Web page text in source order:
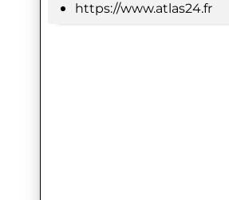
https://www.atlas24.fr